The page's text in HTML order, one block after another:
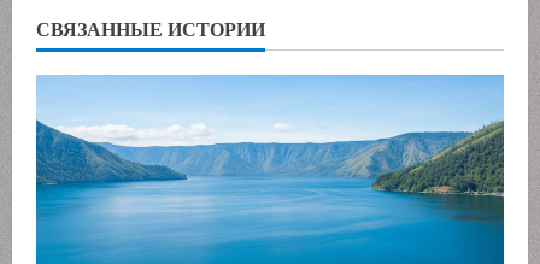
ь
ч
т
е
н
СВЯЗАННЫЕ ИСТОРИИ